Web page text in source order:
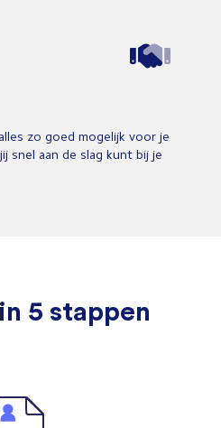
zo goed mogelijk voor je
snel aan de slag kunt bij je
5 stappen